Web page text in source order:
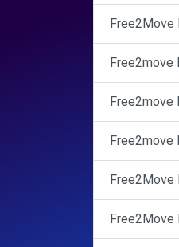
Free2Move
Free2move
Free2move
Free2move
Free2Move
Free2Move